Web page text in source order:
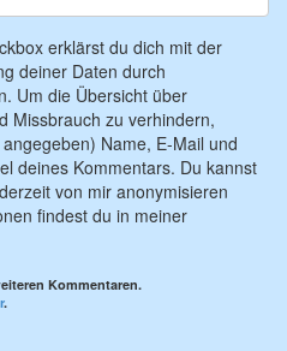
erklärst du dich mit der
deiner Daten durch
Um die Übersicht über
Missbrauch zu verhindern,
Name, E-Mail und
deines Kommentars. Du kannst
von mir anonymisieren
findest du in meiner
Kommentaren.
.